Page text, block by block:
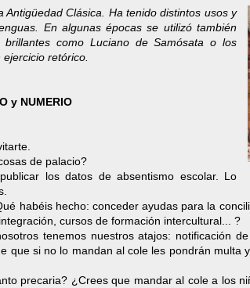
Clásica. Ha tenido distintos usos y
En algunas épocas se utilizó también
como Luciano de Samósata o los
retórico.
y NUMERIO
de palacio?
los datos de absentismo escolar. Lo
habéis hecho: conceder ayudas para la
cursos de formación intercultural... ?
tenemos nuestros atajos: notificación
que si no lo mandan al cole les pondrán multa
precaria? ¿Crees que mandar al cole a los